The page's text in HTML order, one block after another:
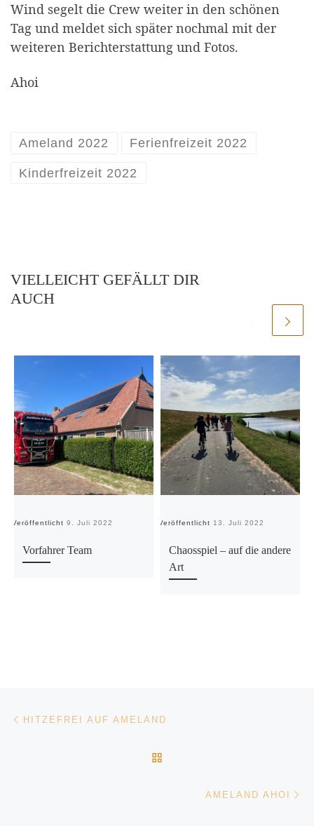
Wind segelt die Crew weiter in den schönen
Tag und meldet sich später nochmal mit der
weiteren Berichterstattung und Fotos.
Ahoi
Ameland 2022 Ferienfreizeit 2022
Kinderfreizeit 2022
VIELLEICHT GEFÄLLT DIR
AUCH
Veröffentlicht 9. Juli 2022
Vorfahrer Team
Veröffentlicht 13. Juli 2022
Chaosspiel – auf die andere
Art
Beitragsnavigation
HITZEFREI AUF AMELAND
AMELAND AHOI